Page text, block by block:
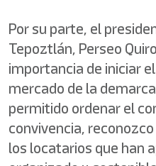
Por su parte, el
Tepoztlán, Perseo
importancia de iniciar
mercado de la
permitido ordenar el
convivencia,
los locatarios que han